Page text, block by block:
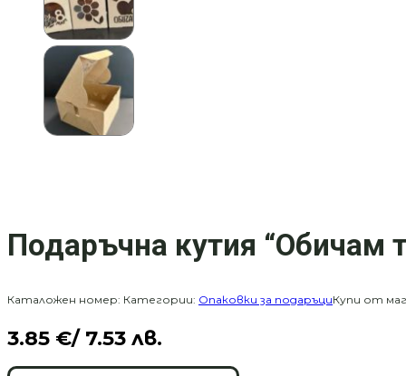
Подаръчна кутия “Обичам
Каталожен номер: Категории: Опаковки за подаръциКупи от
3.85 €/ 7.53 лв.